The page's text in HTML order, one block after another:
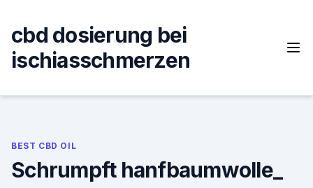
content
cbd dosierung bei
ischiasschmerzen
BEST CBD OIL
Schrumpft hanfbaumwolle_